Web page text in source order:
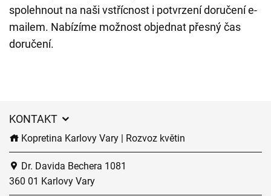
spolehnout na naši vstřícnost i potvrzení doručení e-
mailem. Nabízíme možnost objednat přesný čas
doručení.
KONTAKT
Kopretina Karlovy Vary | Rozvoz květin
Dr. Davida Bechera 1081
360 01 Karlovy Vary